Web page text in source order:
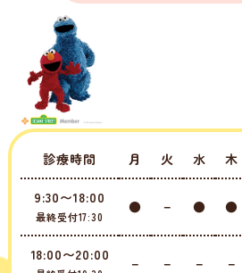
診療時間 月 火 水 木
9:30〜18:00
最終受付17:30
● － ● ●
18:00〜20:00 － － － －